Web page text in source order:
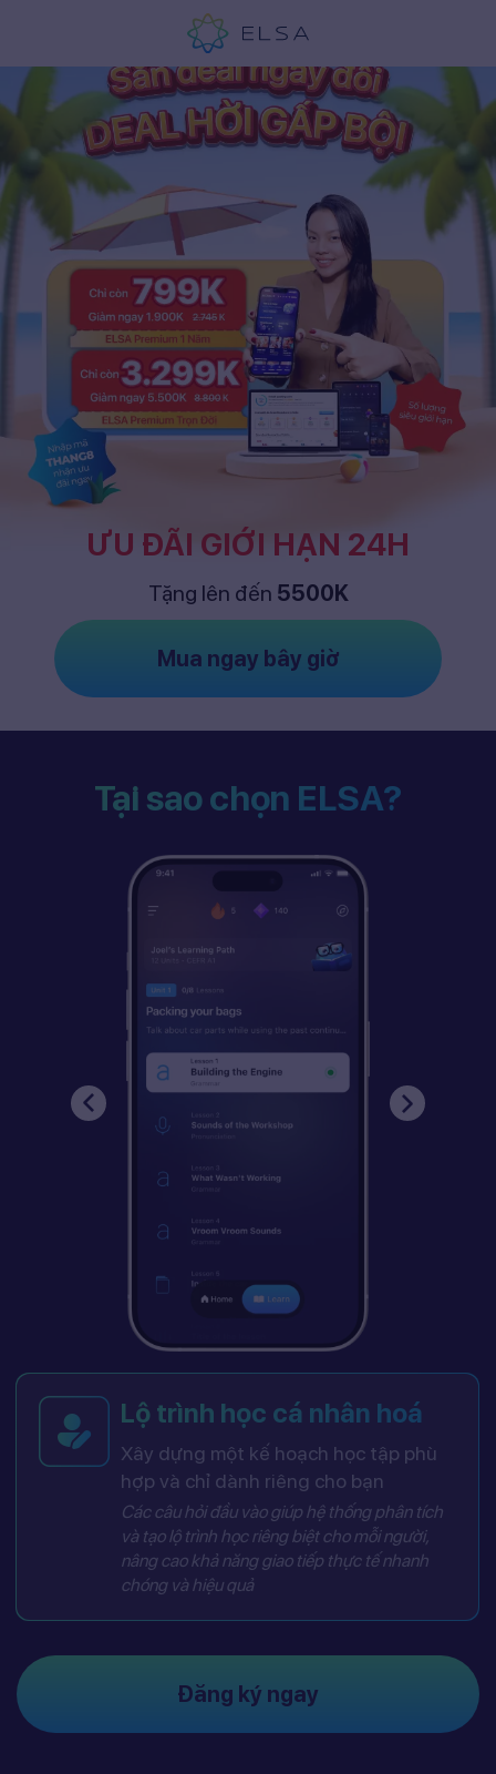
ƯU ĐÃI GIỚI HẠN 24H
Tặng lên đến 5500K
Mua ngay bây giờ
Tại sao chọn ELSA?
Lộ trình học cá nhân hoá
Xây dựng một kế hoạch học tập phù
hợp và chỉ dành riêng cho bạn
Các câu hỏi đầu vào giúp hệ thống phân tích
và tạo lộ trình học riêng biệt cho mỗi người,
nâng cao khả năng giao tiếp thực tế nhanh
chóng và hiệu quả
Đăng ký ngay